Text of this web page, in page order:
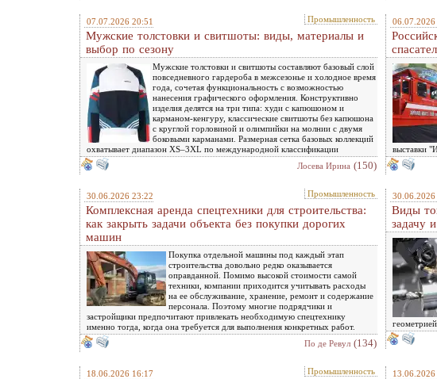
07.07.2026 20:51 Промышленность
Мужские толстовки и свитшоты: виды, материалы и
выбор по сезону
Мужские толстовки и свитшоты составляют базовый слой
повседневного гардероба в межсезонье и холодное время
года, сочетая функциональность с возможностью
нанесения графического оформления. Конструктивно
изделия делятся на три типа: худи с капюшоном и
карманом-кенгуру, классические свитшоты без капюшона
с круглой горловиной и олимпийки на молнии с двумя
боковыми карманами. Размерная сетка базовых коллекций
охватывает диапазон XS–3XL по международной классификации
Лосева Ирина (150)
выставки
30.06.2026 23:22 Промышленность
Комплексная аренда спецтехники для строительства:
как закрыть задачи объекта без покупки дорогих
машин
Покупка отдельной машины под каждый этап
строительства довольно редко оказывается
оправданной. Помимо высокой стоимости самой
техники, компании приходится учитывать расходы
на ее обслуживание, хранение, ремонт и содержание
персонала. Поэтому многие подрядчики и
застройщики предпочитают привлекать необходимую спецтехнику
именно тогда, когда она требуется для выполнения конкретных работ.
По де Ревул (134)
30.06.2026
Виды
задачу
18.06.2026 16:17 Промышленность